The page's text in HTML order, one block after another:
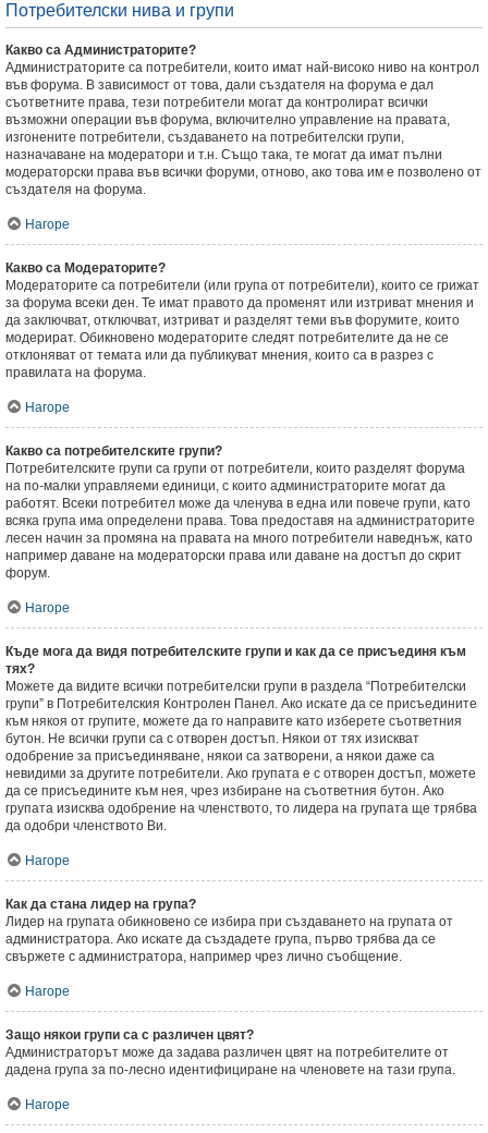
Потребителски нива и групи
Какво са Администраторите?
Администраторите са потребители, които имат най-високо ниво на контрол
във форума. В зависимост от това, дали създателя на форума е дал
съответните права, тези потребители могат да контролират всички
възможни операции във форума, включително управление на правата,
изгонените потребители, създаването на потребителски групи,
назначаване на модератори и т.н. Също така, те могат да имат пълни
модераторски права във всички форуми, отново, ако това им е позволено от
създателя на форума.
Нагоре
Какво са Модераторите?
Модераторите са потребители (или група от потребители), които се грижат
за форума всеки ден. Те имат правото да променят или изтриват мнения и
да заключват, отключват, изтриват и разделят теми във форумите, които
модерират. Обикновено модераторите следят потребителите да не се
отклоняват от темата или да публикуват мнения, които са в разрез с
правилата на форума.
Нагоре
Какво са потребителските групи?
Потребителските групи са групи от потребители, които разделят форума
на по-малки управляеми единици, с които администраторите могат да
работят. Всеки потребител може да членува в една или повече групи, като
всяка група има определени права. Това предоставя на администраторите
лесен начин за промяна на правата на много потребители наведнъж, като
например даване на модераторски права или даване на достъп до скрит
форум.
Нагоре
Къде мога да видя потребителските групи и как да се присъединя към
тях?
Можете да видите всички потребителски групи в раздела “Потребителски
групи” в Потребителския Контролен Панел. Ако искате да се присъедините
към някоя от групите, можете да го направите като изберете съответния
бутон. Не всички групи са с отворен достъп. Някои от тях изискват
одобрение за присъединяване, някои са затворени, а някои даже са
невидими за другите потребители. Ако групата е с отворен достъп, можете
да се присъедините към нея, чрез избиране на съответния бутон. Ако
групата изисква одобрение на членството, то лидера на групата ще трябва
да одобри членството Ви.
Нагоре
Как да стана лидер на група?
Лидер на групата обикновено се избира при създаването на групата от
администратора. Ако искате да създадете група, първо трябва да се
свържете с администратора, например чрез лично съобщение.
Нагоре
Защо някои групи са с различен цвят?
Администраторът може да задава различен цвят на потребителите от
дадена група за по-лесно идентифициране на членовете на тази група.
Нагоре